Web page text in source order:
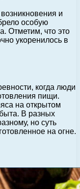
и
особую
Отметим, что это
укоренилось в
когда люди
пищи.
на открытом
В разных
но суть
на огне.